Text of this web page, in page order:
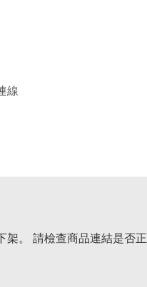
線
架。 請檢查商品連結是否正